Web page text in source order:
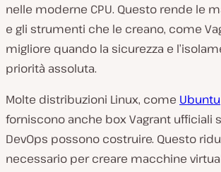
nelle moderne CPU. Questo rende le
e gli strumenti che le creano, come
migliore quando la sicurezza e
priorità assoluta.
Molte distribuzioni Linux, come Ubuntu
forniscono anche box Vagrant ufficiali
DevOps possono costruire. Questo
necessario per creare macchine